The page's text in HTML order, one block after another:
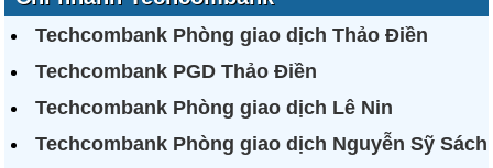
Techcombank Phòng giao dịch Thảo Điền
Techcombank PGD Thảo Điền
Techcombank Phòng giao dịch Lê Nin
Techcombank Phòng giao dịch Nguyễn Sỹ Sách